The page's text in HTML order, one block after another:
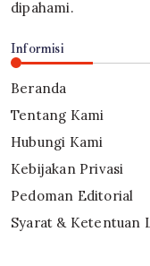
dipahami.
Informisi
Beranda
Tentang Kami
Hubungi Kami
Kebijakan Privasi
Pedoman Editorial
Syarat & Ketentuan